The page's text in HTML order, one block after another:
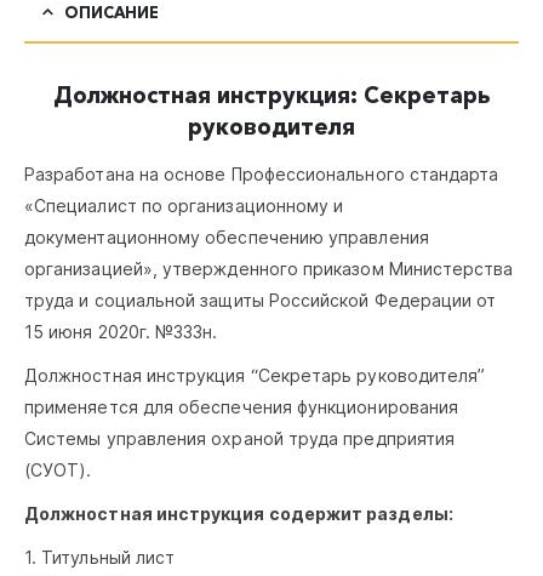
ОПИСАНИЕ
Должностная инструкция: Секретарь
руководителя
Разработана на основе Профессионального стандарта
«Специалист по организационному и
документационному обеспечению управления
организацией», утвержденного приказом Министерства
труда и социальной защиты Российской Федерации от
15 июня 2020г. №333н.
Должностная инструкция “Секретарь руководителя”
применяется для обеспечения функционирования
Системы управления охраной труда предприятия
(СУОТ).
Должностная инструкция содержит разделы:
1. Титульный лист